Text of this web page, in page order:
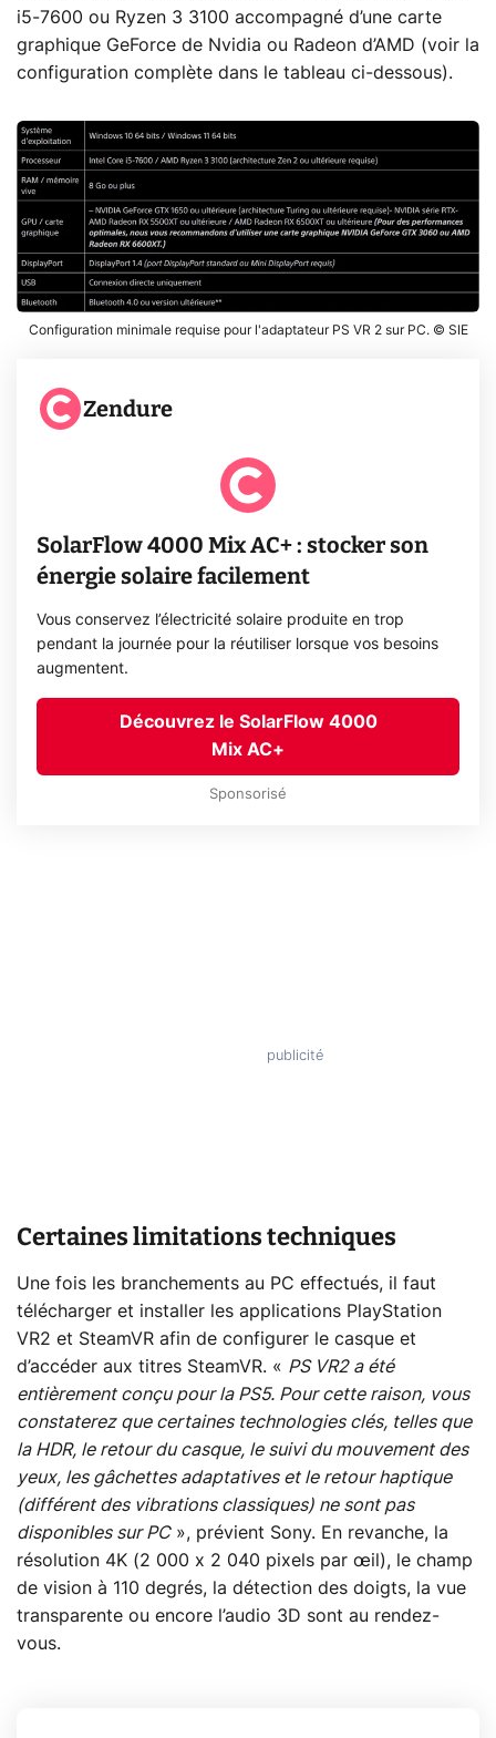
i5-7600 ou Ryzen 3 3100 accompagné d’une carte
graphique GeForce de Nvidia ou Radeon d’AMD (voir la
configuration complète dans le tableau ci-dessous).
Configuration minimale requise pour l'adaptateur PS VR 2 sur PC. © SIE
Zendure
SolarFlow 4000 Mix AC+ : stocker son
énergie solaire facilement
Vous conservez l’électricité solaire produite en trop
pendant la journée pour la réutiliser lorsque vos besoins
augmentent.
Découvrez le SolarFlow 4000
Mix AC+
Sponsorisé
Certaines limitations techniques
Une fois les branchements au PC effectués, il faut
télécharger et installer les applications PlayStation
VR2 et SteamVR afin de configurer le casque et
d’accéder aux titres SteamVR. « PS VR2 a été
entièrement conçu pour la PS5. Pour cette raison, vous
constaterez que certaines technologies clés, telles que
la HDR, le retour du casque, le suivi du mouvement des
yeux, les gâchettes adaptatives et le retour haptique
(différent des vibrations classiques) ne sont pas
disponibles sur PC», prévient Sony. En revanche, la
résolution 4K (2 000 x 2 040 pixels par œil), le champ
de vision à 110 degrés, la détection des doigts, la vue
transparente ou encore l’audio 3D sont au rendez-
vous.